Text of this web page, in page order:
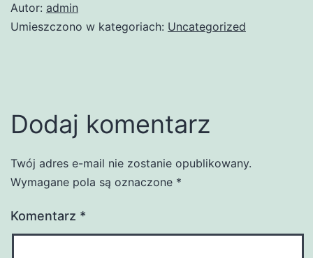
Autor: admin
Umieszczono w kategoriach: Uncategorized
Dodaj komentarz
Twój adres e-mail nie zostanie opublikowany.
Wymagane pola są oznaczone *
Komentarz *